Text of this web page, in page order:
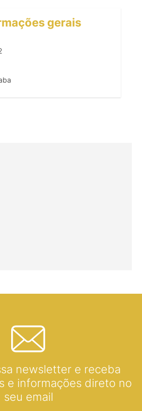
gerais
newsletter e receba
e informações direto no
seu email